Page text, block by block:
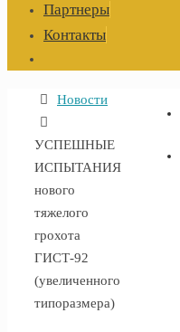
Партнеры
Контакты
Главная
Новости
УСПЕШНЫЕ
ИСПЫТАНИЯ
нового
тяжелого
грохота
ГИСТ-92
(увеличенного
типоразмера)